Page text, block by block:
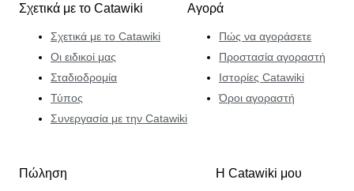
Σχετικά με το Catawiki
Σχετικά με το Catawiki
Οι ειδικοί μας
Σταδιοδρομία
Τύπος
Συνεργασία με την Catawiki
Αγορά
Πώς να αγοράσετε
Προστασία αγοραστή
Ιστορίες Catawiki
Όροι αγοραστή
Πώληση Η Catawiki μου